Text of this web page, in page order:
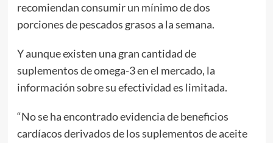
recomiendan consumir un mínimo de dos
porciones de pescados grasos a la semana.
Y aunque existen una gran cantidad de
suplementos de omega-3 en el mercado, la
información sobre su efectividad es limitada.
“No se ha encontrado evidencia de beneficios
cardíacos derivados de los suplementos de aceite